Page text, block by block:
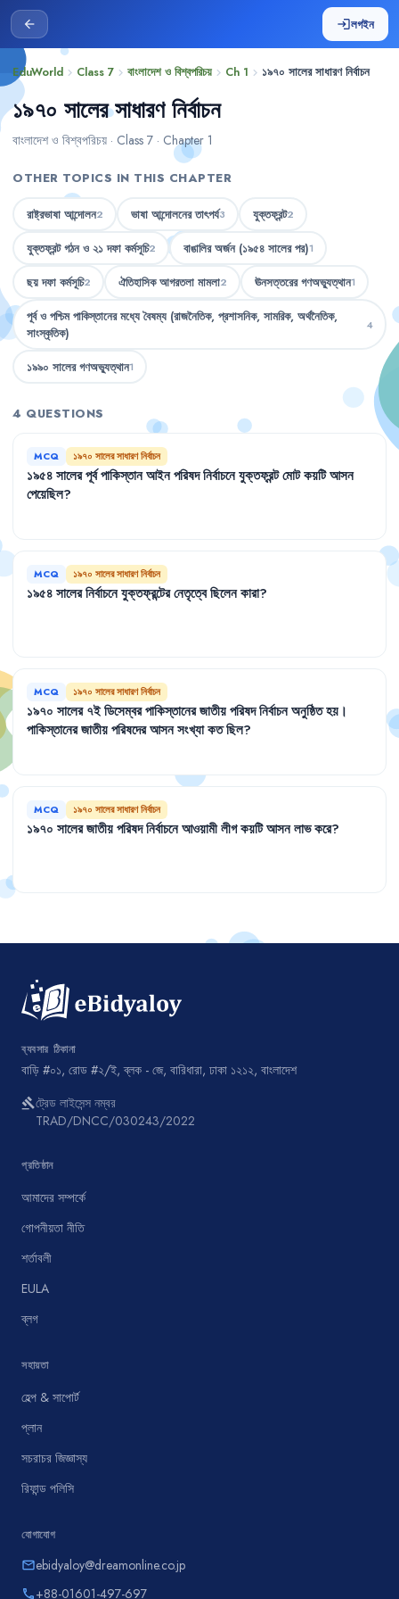
arrow_back loginলগইন
EduWorld chevron_right Class 7 chevron_right বাংলাদেশ ও বিশ্বপরিচয় chevron_right Ch 1 chevron_right ১৯৭০ সালের সাধারণ নির্বাচন
১৯৭০ সালের সাধারণ নির্বাচন
বাংলাদেশ ও বিশ্বপরিচয় · Class 7 · Chapter 1
OTHER TOPICS IN THIS CHAPTER
রাষ্ট্রভাষা আন্দোলন2 ভাষা আন্দোলনের তাৎপর্য3 যুক্তফ্রন্ট2
যুক্তফ্রন্ট গঠন ও ২১ দফা কর্মসূচি2 বাঙালির অর্জন (১৯৫৪ সালের পর)1
ছয় দফা কর্মসূচি2 ঐতিহাসিক আগরতলা মামলা2 ঊনসত্তরের গণঅভ্যুত্থান1
পূর্ব ও পশ্চিম পাকিস্তানের মধ্যে বৈষম্য (রাজনৈতিক, প্রশাসনিক, সামরিক, অর্থনৈতিক,
সাংস্কৃতিক)
4
১৯৯০ সালের গণঅভ্যুত্থান1
4 QUESTIONS
MCQ ১৯৭০ সালের সাধারণ নির্বাচন
১৯৫৪সালেরপূর্বপাকিস্তানআইনপরিষদনির্বাচনেযুক্তফ্রন্টমোটকয়টিআসন
পেয়েছিল?
MCQ ১৯৭০ সালের সাধারণ নির্বাচন
১৯৫৪সালেরনির্বাচনেযুক্তফ্রন্টেরনেতৃত্বেছিলেনকারা?
MCQ ১৯৭০ সালের সাধারণ নির্বাচন
১৯৭০ সালের ৭ইডিসেম্বরপাকিস্তানেরজাতীয়পরিষদনির্বাচনঅনুষ্ঠিতহয় ।
পাকিস্তানেরজাতীয়পরিষদেরআসনসংখ্যাকতছিল?
MCQ ১৯৭০ সালের সাধারণ নির্বাচন
১৯৭০ সালেরজাতীয়পরিষদনির্বাচনেআওয়ামীলীগকয়টিআসনলাভকরে?
ব্যবসার ঠিকানা
বাড়ি #০১, রোড #২/ই, ব্লক - জে, বারিধারা, ঢাকা ১২১২, বাংলাদেশ
gavelট্রেড লাইসেন্স নম্বর
TRAD/DNCC/030243/2022
প্রতিষ্ঠান
আমাদের সম্পর্কে
গোপনীয়তা নীতি
শর্তাবলী
EULA
ব্লগ
সহায়তা
হেল্প & সাপোর্ট
প্লান
সচরাচর জিজ্ঞাস্য
রিফান্ড পলিসি
যোগাযোগ
emailebidyaloy@dreamonline.co.jp
phone+88-01601-497-697